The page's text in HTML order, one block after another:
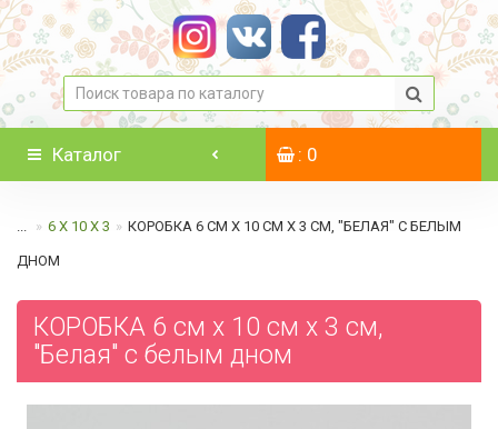
Каталог : 0
... 6 Х 10 Х 3 КОРОБКА 6 СМ Х 10 СМ Х 3 СМ, "БЕЛАЯ" C БЕЛЫМ
ДНОМ
КОРОБКА 6 см х 10 см х 3 см,
"Белая" c белым дном